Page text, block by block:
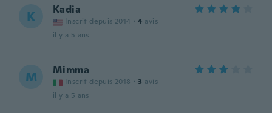
K Kadia
Inscrit depuis 2014 · 4 avis
il y a 5 ans
M Mimma
Inscrit depuis 2018 · 3 avis
il y a 5 ans